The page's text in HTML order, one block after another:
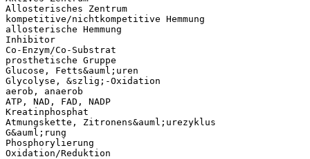
Allosterisches Zentrum
kompetitive/nichtkompetitive Hemmung
allosterische Hemmung
Inhibitor
Co-Enzym/Co-Substrat
prosthetische Gruppe
Glucose, Fetts&auml;uren
Glycolyse, &szlig;-Oxidation
aerob, anaerob
ATP, NAD, FAD, NADP
Kreatinphosphat
Atmungskette, Zitronens&auml;urezyklus
G&auml;rung
Phosphorylierung
Oxidation/Reduktion